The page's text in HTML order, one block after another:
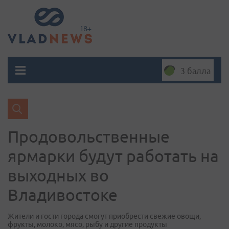
3 балла
Продовольственные
ярмарки будут работать на
выходных во
Владивостоке
Жители и гости города смогут приобрести свежие овощи,
фрукты, молоко, мясо, рыбу и другие продукты